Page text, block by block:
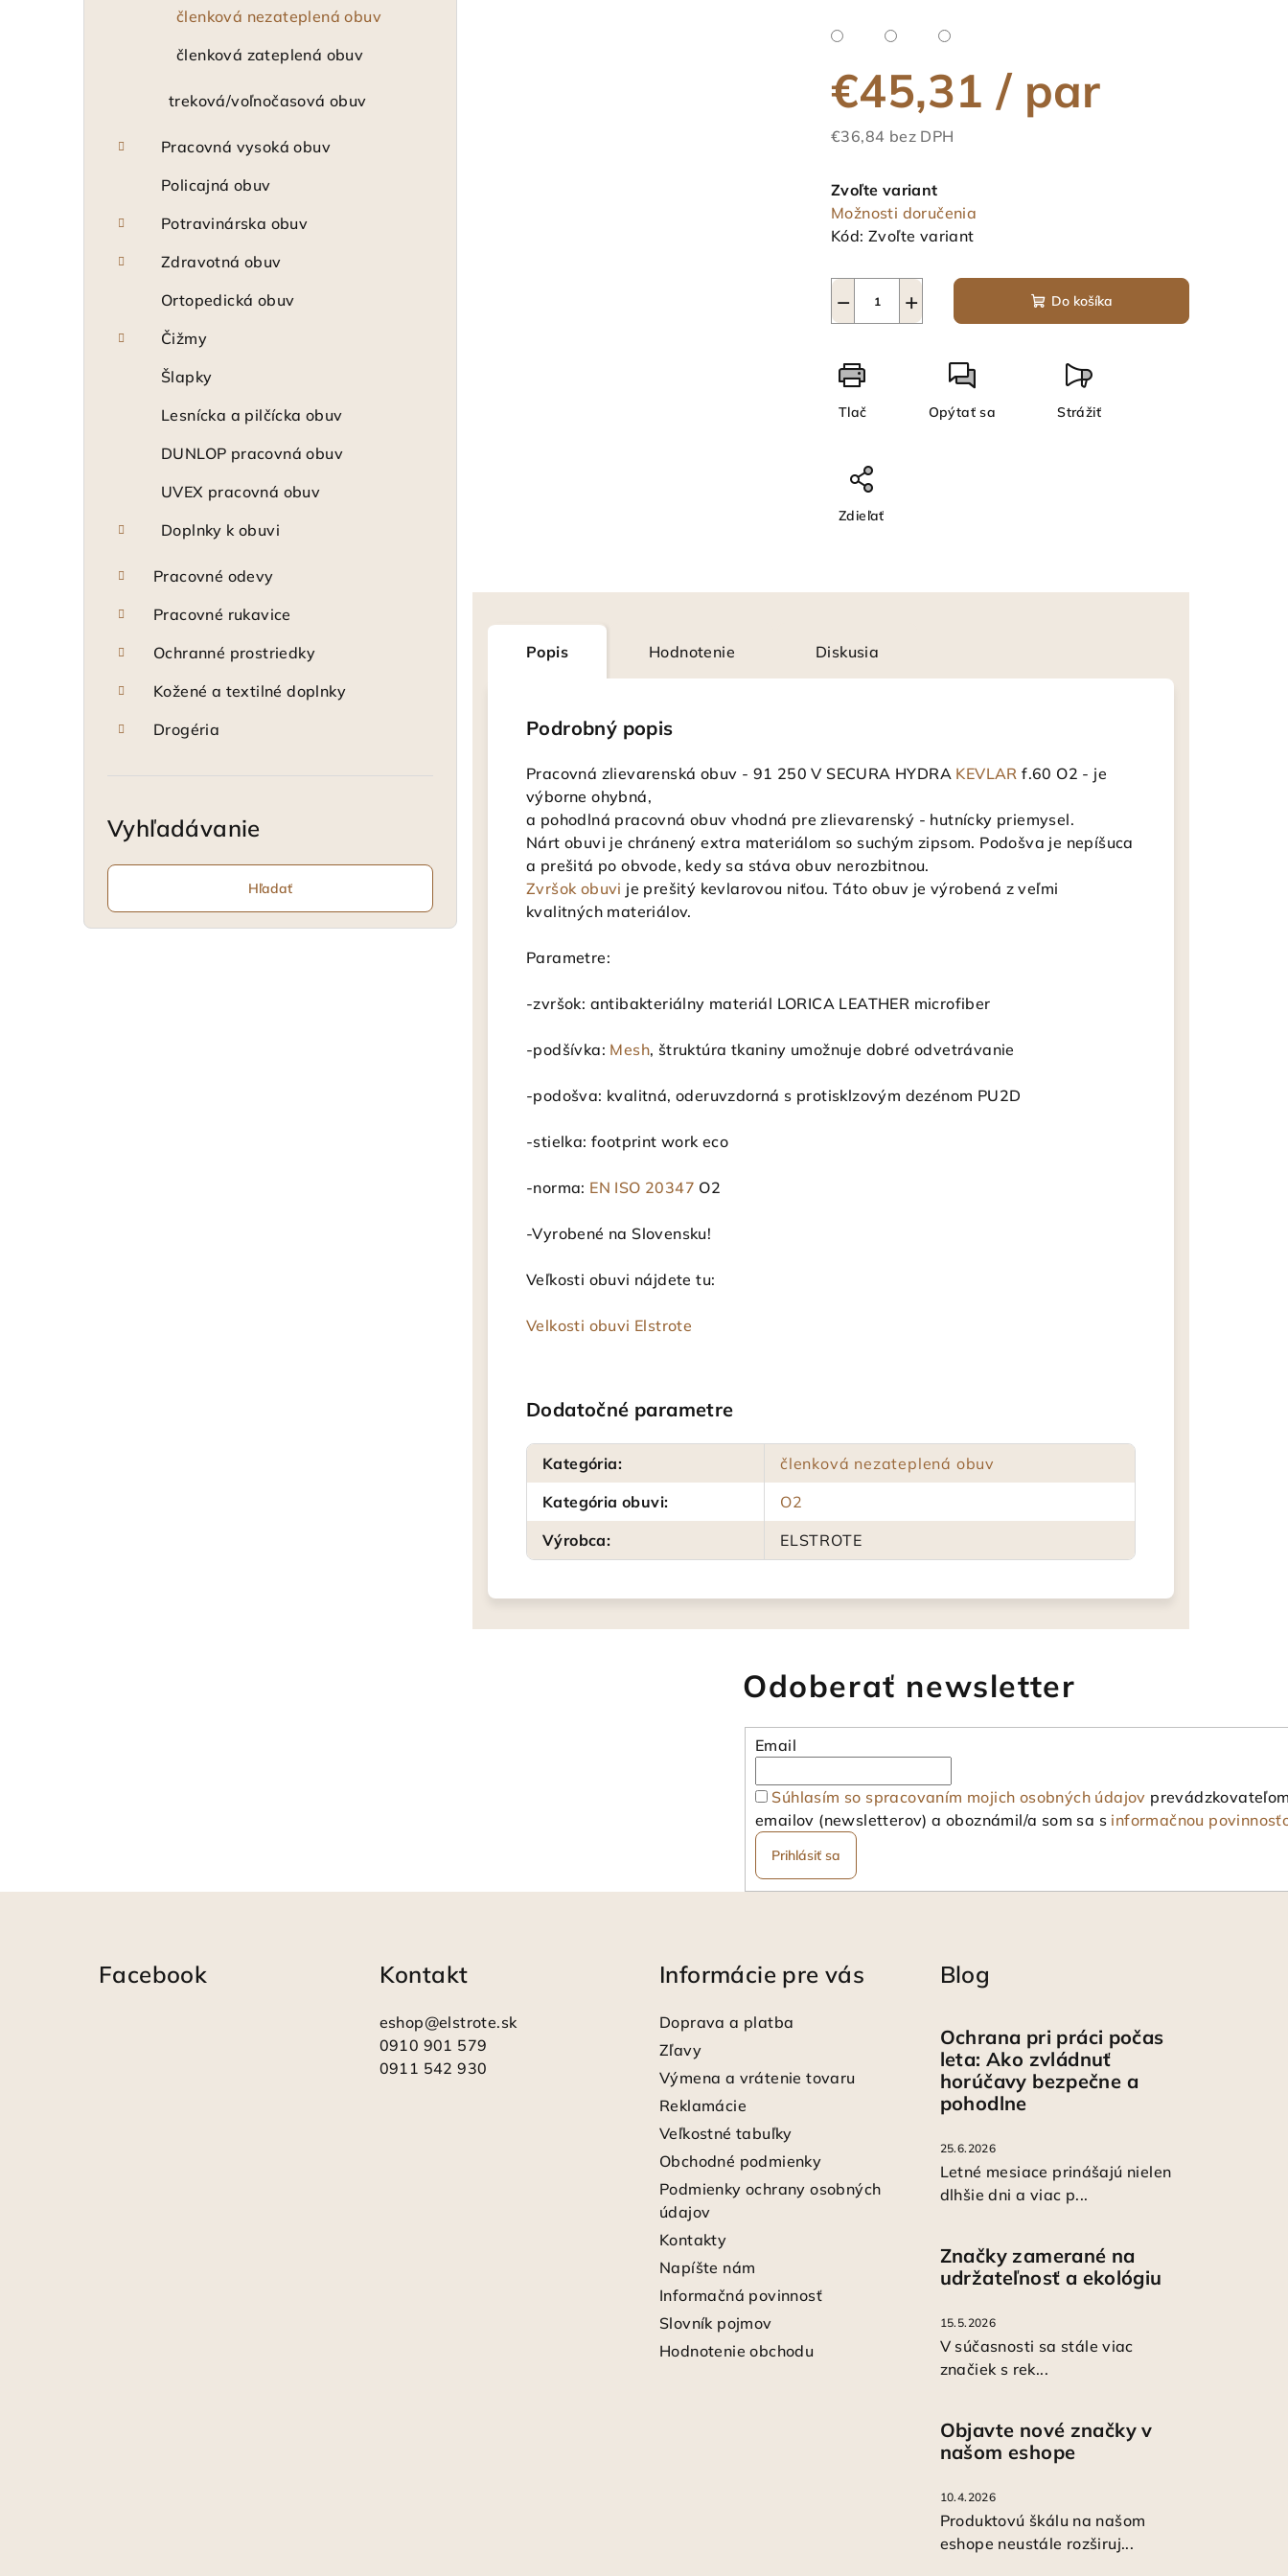
členková nezateplená obuv
členková zateplená obuv
treková/voľnočasová obuv
Pracovná vysoká obuv
Policajná obuv
Potravinárska obuv
Zdravotná obuv
Ortopedická obuv
Čižmy
Šlapky
Lesnícka a pilčícka obuv
DUNLOP pracovná obuv
UVEX pracovná obuv
Doplnky k obuvi
Pracovné odevy
Pracovné rukavice
Ochranné prostriedky
Kožené a textilné doplnky
Drogéria
Vyhľadávanie
Hľadať
€45,31/ par
€36,84 bez DPH
cena:
Zvoľte variant
Možnosti doručenia
Kód: Zvoľte variant
+
− Do košíka
Tlač Opýtať sa Strážiť
Zdieľať
Popis Hodnotenie Diskusia
Podrobný popis
Pracovná zlievarenská obuv - 91 250 V SECURA HYDRA KEVLAR f.60 O2 - je
výborne ohybná,
a pohodlná pracovná obuv vhodná pre zlievarenský - hutnícky priemysel.
Nárt obuvi je chránený extra materiálom so suchým zipsom. Podošva je nepíšuca
a prešitá po obvode, kedy sa stáva obuv nerozbitnou.
Zvršok obuvi je prešitý kevlarovou niťou. Táto obuv je výrobená z veľmi
kvalitných materiálov.
Parametre:
-zvršok: antibakteriálny materiál LORICA LEATHER microfiber
-podšívka: Mesh, štruktúra tkaniny umožnuje dobré odvetrávanie
-podošva: kvalitná, oderuvzdorná s protisklzovým dezénom PU2D
-stielka: footprint work eco
-norma: EN ISO 20347 O2
-Vyrobené na Slovensku!
Veľkosti obuvi nájdete tu:
Velkosti obuvi Elstrote
Dodatočné parametre
Kategória:
členková nezateplená obuv
Kategória obuvi:
O2
Výrobca: ELSTROTE
Odoberať newsletter
Email
Súhlasím so spracovaním mojich osobných údajov
emailov (newsletterov) a oboznámil/a som sa s informačnou
Prihlásiť sa
Facebook Kontakt
eshop@elstrote.sk
0910 901 579
0911 542 930
Informácie pre vás
Doprava a platba
Zľavy
Výmena a vrátenie tovaru
Reklamácie
Veľkostné tabuľky
Obchodné podmienky
Podmienky ochrany osobných
údajov
Kontakty
Napíšte nám
Informačná povinnosť
Slovník pojmov
Hodnotenie obchodu
Blog
Ochrana pri práci počas
leta: Ako zvládnuť
horúčavy bezpečne a
pohodlne
25.6.2026
Letné mesiace prinášajú nielen
dlhšie dni a viac p...
Značky zamerané na
udržateľnosť a ekológiu
15.5.2026
V súčasnosti sa stále viac
značiek s rek...
Objavte nové značky v
našom eshope
10.4.2026
Produktovú škálu na našom
eshope neustále rozširuj...